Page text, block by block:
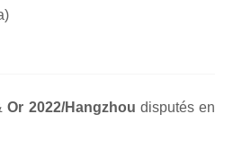
Or 2022/Hangzhou disputés en